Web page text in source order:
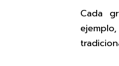
Cada